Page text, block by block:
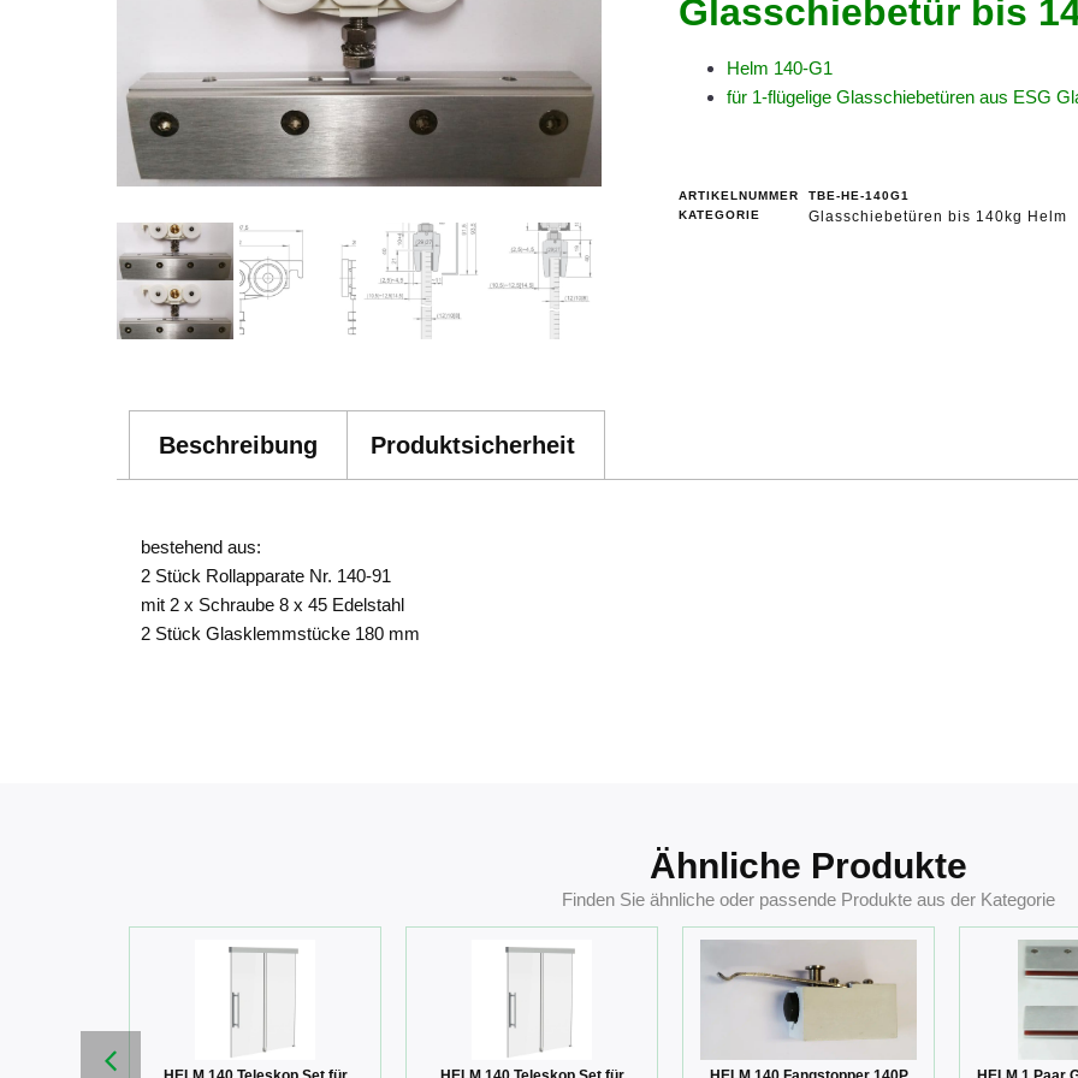
Glasschiebetür bis
Helm 140-G1
für 1-flügelige Glasschiebetüren aus ESG
ARTIKELNUMMER
TBE-HE-140G1
KATEGORIE
Glasschiebetüren bis 140kg Helm
Beschreibung Produktsicherheit
bestehend aus:
2 Stück Rollapparate Nr. 140-91
mit 2 x Schraube 8 x 45 Edelstahl
2 Stück Glasklemmstücke 180 mm
Ähnliche Produkte
Finden Sie ähnliche oder passende Produkte aus der Kategorie